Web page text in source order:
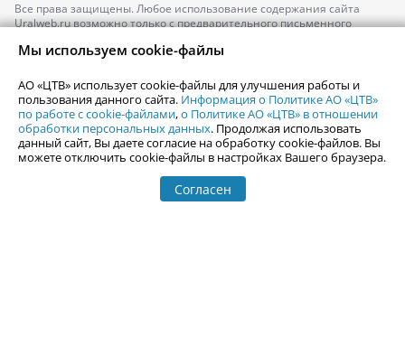
Все права защищены. Любое использование содержания сайта
Uralweb.ru возможно только с предварительного письменного
По вопросам размещения рекламы обращайтесь по тел.
По вопросам размещения информации в разделе «Афиша»
afisha@uralweb.ru
Пользовательское соглашение на использование сайта
Политика АО «ЦТВ» в отношении обработки персональных данных
Мы используем cookie-файлы
АО «ЦТВ» использует cookie-файлы для улучшения работы и
пользования данного сайта. Информация о Политике АО «ЦТВ»
по работе с cookie-файлами,о Политике АО «ЦТВ» в отношении
обработки персональных данных. Продолжая использовать
данный сайт, Вы даете согласие на обработку cookie-файлов. Вы
можете отключить cookie-файлы в настройках Вашего браузера.
Согласен